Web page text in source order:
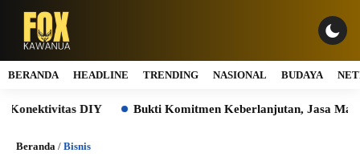
BERANDA HEADLINE TRENDING NASIONAL BUDAYA
DIY Bukti Komitmen Keberlanjutan, Jasa Marga Raih
Beranda / Bisnis